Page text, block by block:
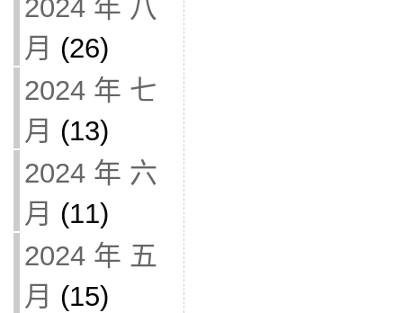
2024 年 八
月 (26)
2024 年 七
月 (13)
2024 年 六
月 (11)
2024 年 五
月 (15)